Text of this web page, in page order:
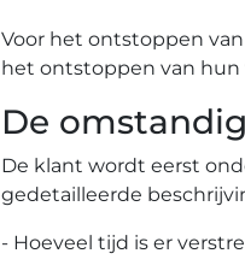
Voor het ontstoppen
het ontstoppen van hun
De
De klant wordt eerst
gedetailleerde
- Hoeveel tijd is er